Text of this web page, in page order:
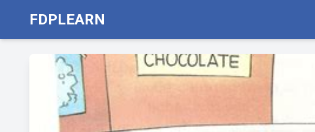
FDPLEARN